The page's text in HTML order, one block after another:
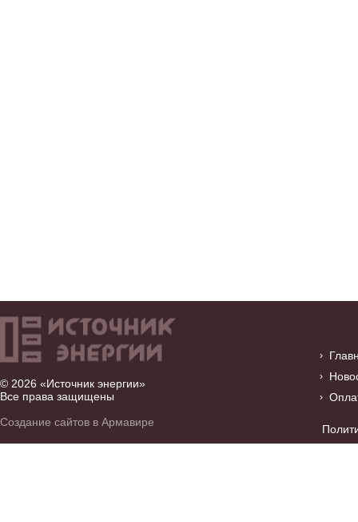
© 2026 «Источник энергии»
Все права защищены
Создание сайтов в Армавире